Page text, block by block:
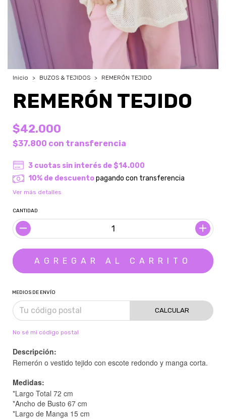
Inicio > BUZOS & TEJIDOS > REMERÓN TEJIDO
REMERÓN TEJIDO
$42.000
$37.800 con transferencia
3 cuotas sin interés de$14.000
10% de descuentopagando con transferencia
Ver más detalles
CANTIDAD
MEDIOS DE ENVÍO
CALCULAR
No sé mi código postal
Descripción:
Remerón o vestido tejido con escote redondo y manga corta.
Medidas:
*Largo Total 72 cm
*Ancho de Busto 67 cm
*Largo de Manga 15 cm